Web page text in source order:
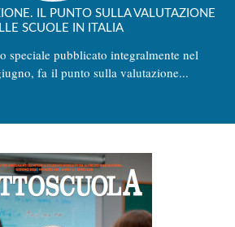
IL PUNTO SULLA VALUTAZIONE
SCUOLE IN ITALIA
speciale pubblicato integralmente nel
fa il punto sulla valutazione...